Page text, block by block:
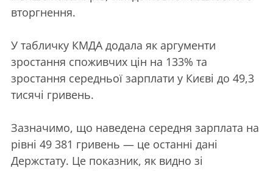
вторгнення.
У табличку КМДА додала як аргументи
зростання споживчих цін на 133% та
зростання середньої зарплати у Києві до 49,3
тисячі гривень.
Зазначимо, що наведена середня зарплата на
рівні 49 381 гривень — це останні дані
Держстату. Це показник, як видно зі